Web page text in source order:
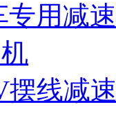
专用减
摆线减